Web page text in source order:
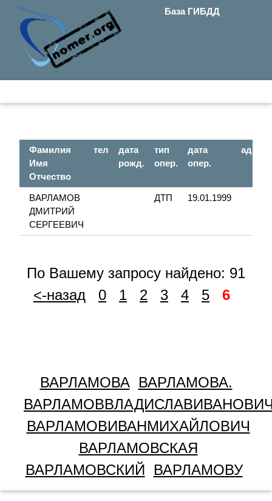
База ГИБДД
Фамилия
Имя
Отчество
тел
дата
рожд.
тип
опер.
дата
опер.
адрес
ВАРЛАМОВ
ДМИТРИЙ
СЕРГЕЕВИЧ
ДТП 19.01.1999
По Вашему запросу найдено: 91
<-назад
0 1 2 3 4 5 6
ВАРЛАМОВА
ВАРЛАМОВА.
ВАРЛАМОВИВАНМИХАЙЛОВИЧ
ВАРЛАМОВСКАЯ
ВАРЛАМОВСКИЙ
ВАРЛАМОВУ